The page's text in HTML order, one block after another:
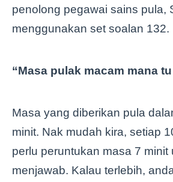
penolong pegawai sains pula,
menggunakan set soalan 132.
“Masa pulak macam mana
Masa yang diberikan pula
minit. Nak mudah kira, setiap
perlu peruntukan masa 7 minit
menjawab. Kalau terlebih,